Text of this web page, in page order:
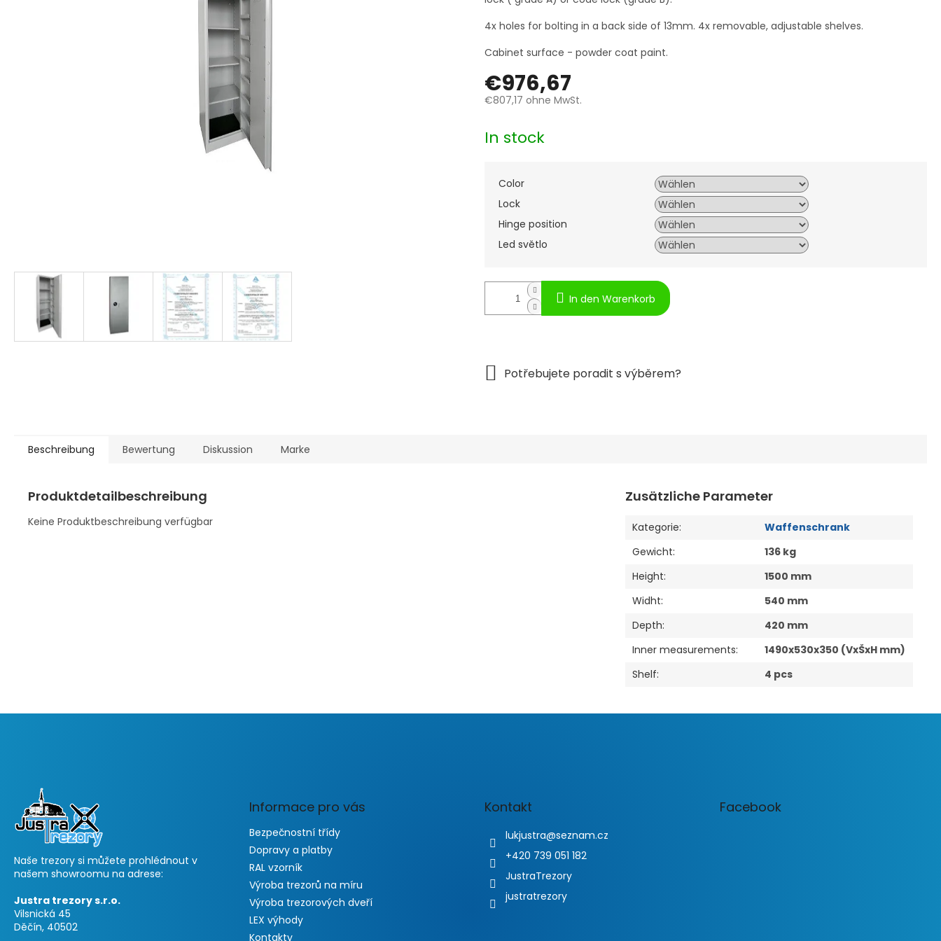
€976,67
€807,17 ohne MwSt.
In stock
Color
Lock
Hinge position
Led světlo
In den Warenkorb
4x holes for bolting in a back side of 13mm. 4x removable, adjustable shelves.
Cabinet surface - powder coat paint.
Beschreibung Bewertung Diskussion Marke
Produktdetailbeschreibung
Keine Produktbeschreibung verfügbar
Zusätzliche Parameter
Kategorie:
Waffenschrank
Gewicht:
136 kg
Height:
1500 mm
Widht:
540 mm
Depth:
420 mm
Inner measurements:
1490x530x350 (VxŠxH mm)
Shelf: 4 pcs
Naše trezory si můžete prohlédnout v
našem showroomu na adrese:
Justra trezory s.r.o.
Vilsnická 45
Děčín, 40502
Informace pro vás
Bezpečnostní třídy
Dopravy a platby
RAL vzorník
Výroba trezorů na míru
Výroba trezorových dveří
LEX výhody
Kontakty
Kontakt
lukjustra@seznam.cz
+420 739 051 182
JustraTrezory
justratrezory
Facebook